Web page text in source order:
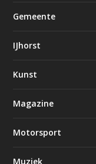
Gemeente
IJhorst
Kunst
Magazine
Motorsport
Muziek